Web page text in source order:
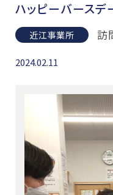
ハッピーバースデ
近江事業所 訪
2024.02.11